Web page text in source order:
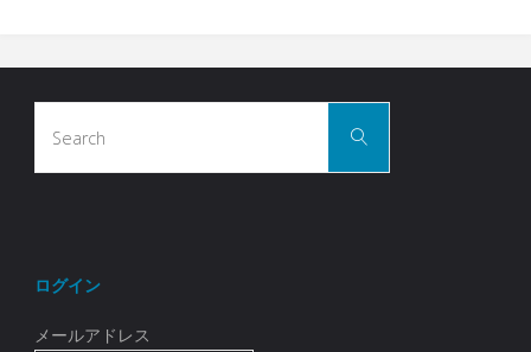
Search
ログイン
メールアドレス